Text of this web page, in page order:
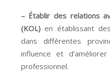
– Établir des relations
(KOL)en établissant
dans différentes
influence et
professionnel.